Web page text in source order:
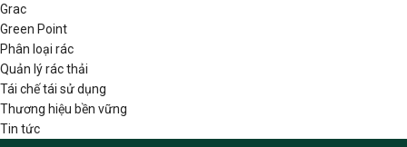
Grac
Green Point
Phân loại rác
Quản lý rác thải
Tái chế tái sử dụng
Thương hiệu bền vững
Tin tức